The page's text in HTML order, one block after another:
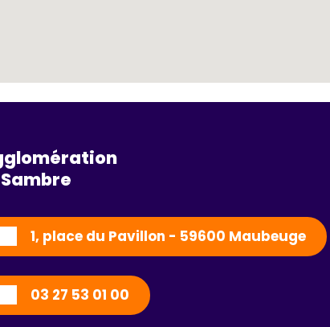
1, place du Pavillon - 59600 Maubeuge
03 27 53 01 00